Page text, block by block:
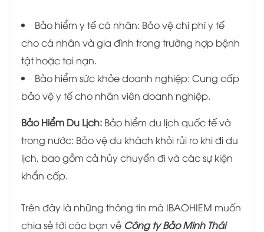
Bảo hiểm y tế cá nhân: Bảo vệ chi phí y tế
cho cá nhân và gia đình trong trường hợp bệnh
tật hoặc tai nạn.
Bảo hiểm sức khỏe doanh nghiệp: Cung cấp
bảo vệ y tế cho nhân viên doanh nghiệp.
Bảo Hiểm Du Lịch: Bảo hiểm du lịch quốc tế và
trong nước: Bảo vệ du khách khỏi rủi ro khi đi du
lịch, bao gồm cả hủy chuyến đi và các sự kiện
khẩn cấp.
Trên đây là những thông tin mà IBAOHIEM muốn
chia sẻ tới các bạn về Công ty Bảo Minh Thái